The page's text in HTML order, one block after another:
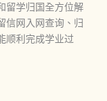
留学归国全方位解
信网入网查询、归
顺利完成学业过